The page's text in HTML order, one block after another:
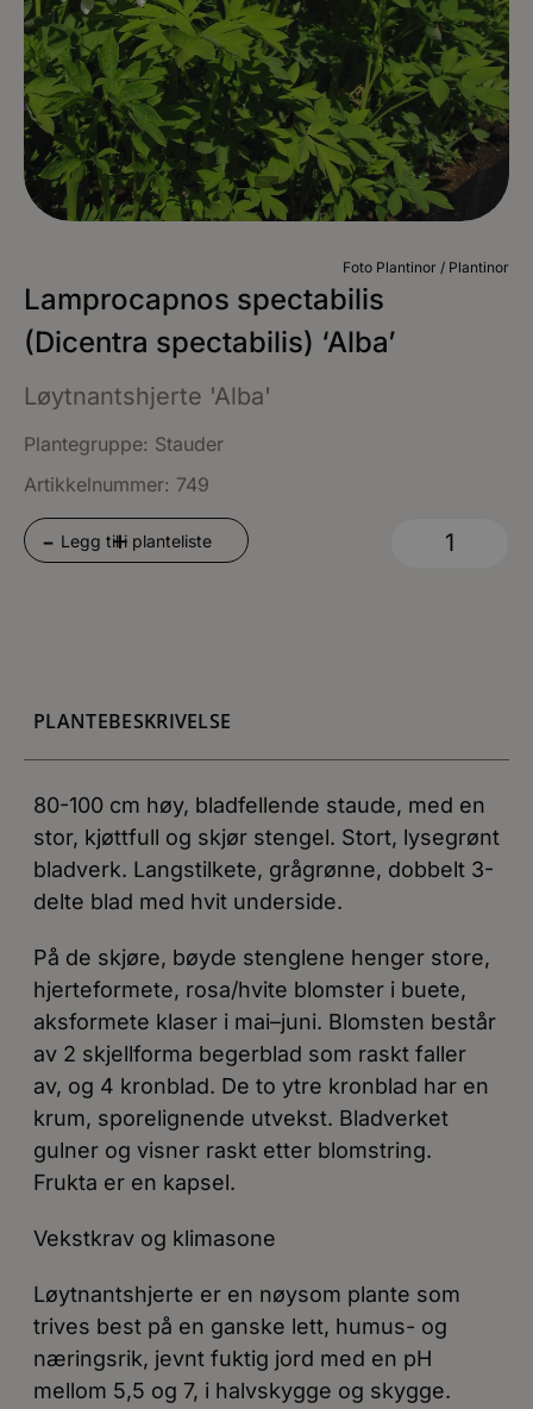
Foto Plantinor / Plantinor
Lamprocapnos spectabilis
(Dicentra spectabilis) ‘Alba’
Løytnantshjerte 'Alba'
Plantegruppe: Stauder
Artikkelnummer: 749
- +
Legg til i planteliste
PLANTEBESKRIVELSE
80-100 cm høy, bladfellende staude, med en
stor, kjøttfull og skjør stengel. Stort, lysegrønt
bladverk. Langstilkete, grågrønne, dobbelt 3-
delte blad med hvit underside.
På de skjøre, bøyde stenglene henger store,
hjerteformete, rosa/hvite blomster i buete,
aksformete klaser i mai–juni. Blomsten består
av 2 skjellforma begerblad som raskt faller
av, og 4 kronblad. De to ytre kronblad har en
krum, sporelignende utvekst. Bladverket
gulner og visner raskt etter blomstring.
Frukta er en kapsel.
Vekstkrav og klimasone
Løytnantshjerte er en nøysom plante som
trives best på en ganske lett, humus- og
næringsrik, jevnt fuktig jord med en pH
mellom 5,5 og 7, i halvskygge og skygge.